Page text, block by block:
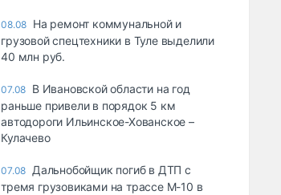
08.08 На ремонт коммунальной и
грузовой спецтехники в Туле выделили
40 млн руб.
07.08 В Ивановской области на год
раньше привели в порядок 5 км
автодороги Ильинское-Хованское –
Кулачево
07.08 Дальнобойщик погиб в ДТП с
тремя грузовиками на трассе М-10 в